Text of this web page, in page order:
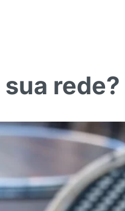
rede?